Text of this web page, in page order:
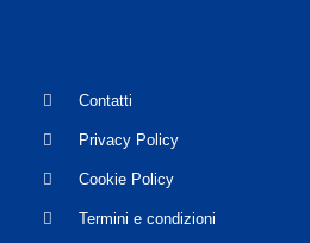
Contatti
Privacy Policy
Cookie Policy
Termini e condizioni